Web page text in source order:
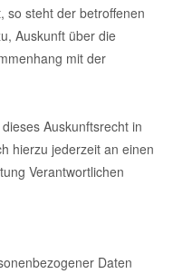
so steht der betroffenen
Auskunft über die
mit der
Auskunftsrecht in
hierzu jederzeit an einen
Verantwortlichen
Daten